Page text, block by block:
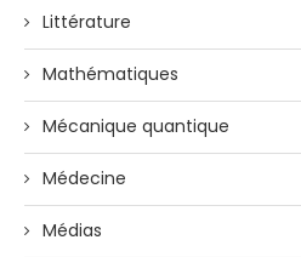
Littérature
Mathématiques
Mécanique quantique
Médecine
Médias